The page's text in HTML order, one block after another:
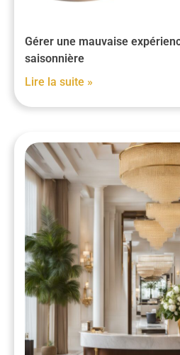
Gérer une mauvaise
saisonnière
Lire la suite »